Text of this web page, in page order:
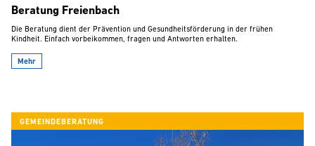
Beratung Freienbach
Die Beratung dient der Prävention und Gesundheitsförderung in der frühen
Kindheit. Einfach vorbeikommen, fragen und Antworten erhalten.
Mehr
GEMEINDEBERATUNG